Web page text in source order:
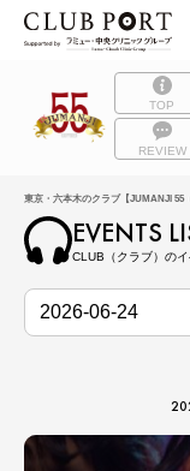
TOP
REVIEW
東京・六本木のクラブ【JUMANJI 55
EVENTS
CLUB（クラブ）の